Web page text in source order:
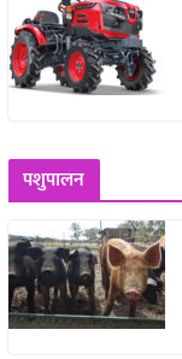
पशुपालन